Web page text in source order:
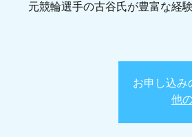
元競輪選手の古谷氏が豊富な経
お申し込み
他